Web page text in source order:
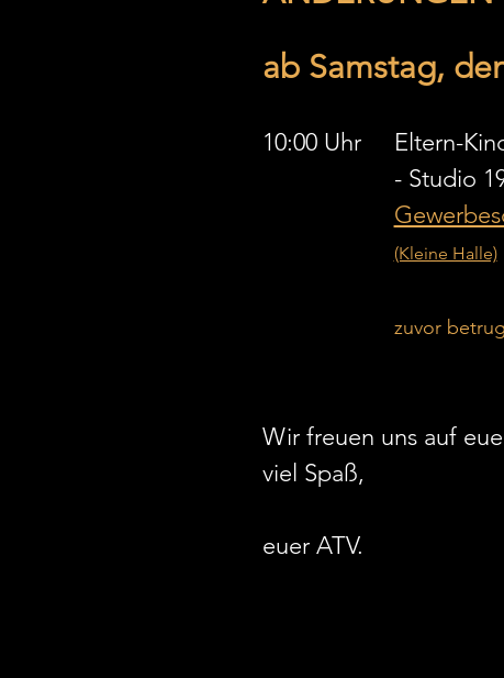
ab Samstag,
Eltern-
(Kleine Halle)
zuvor
Wir freuen uns auf
viel Spaß,
euer ATV.